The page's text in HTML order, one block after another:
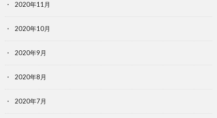
2020年11月
2020年10月
2020年9月
2020年8月
2020年7月